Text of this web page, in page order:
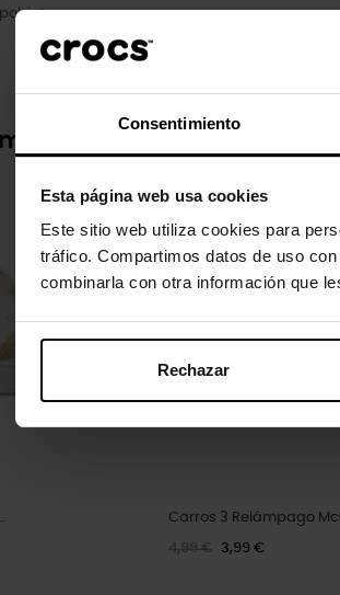
Consentimiento
Esta página web usa cookies
Este sitio web utiliza cookies para
tráfico. Compartimos datos de uso
combinarla con otra información que
Rechazar
poliéster.
este produto
Carros 3 Relâmpago
4,99 € 3,99 €